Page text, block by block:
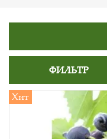
ФИЛЬТР
Хит